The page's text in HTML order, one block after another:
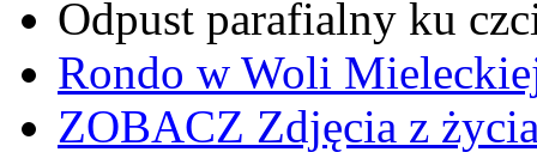
Odpust parafialny ku
Rondo w Woli
ZOBACZ Zdjęcia z